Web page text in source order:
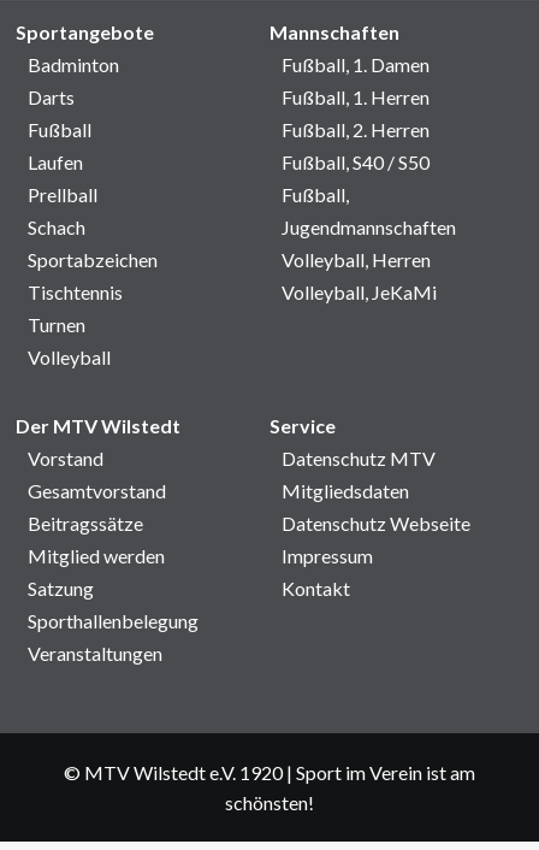
Sportangebote
Badminton
Darts
Fußball
Laufen
Prellball
Schach
Sportabzeichen
Tischtennis
Turnen
Volleyball
Mannschaften
Fußball, 1. Damen
Fußball, 1. Herren
Fußball, 2. Herren
Fußball, S40 / S50
Fußball,
Jugendmannschaften
Volleyball, Herren
Volleyball, JeKaMi
Der MTV Wilstedt
Vorstand
Gesamtvorstand
Beitragssätze
Mitglied werden
Satzung
Sporthallenbelegung
Veranstaltungen
Service
Datenschutz MTV
Mitgliedsdaten
Datenschutz Webseite
Impressum
Kontakt
© MTV Wilstedt e.V. 1920| Sport im Verein ist am
schönsten!